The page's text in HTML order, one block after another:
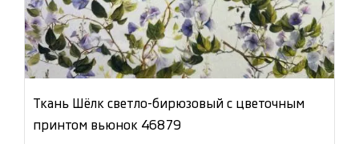
Ткань Шёлк светло-бирюзовый с цветочным
принтом вьюнок 46879